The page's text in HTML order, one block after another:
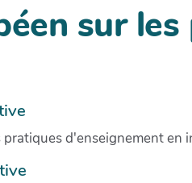
sur
d'enseignement en